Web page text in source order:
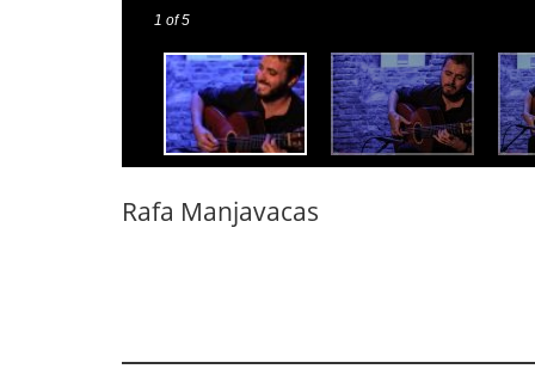
1 of 5
Rafa Manjavacas